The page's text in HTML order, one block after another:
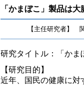
「かまぼこ」製品は
【主任研究者】
研究タイトル：「かま
【研究目的】
近年、国民の健康に対